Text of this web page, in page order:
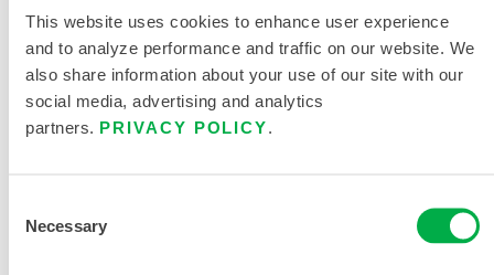
This website uses cookies to enhance user experience
and to analyze performance and traffic on our website. We
also share information about your use of our site with our
social media, advertising and analytics
partners. PRIVACY POLICY
Selection
Necessary
C2B428